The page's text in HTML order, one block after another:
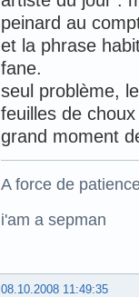
peinard au
et la phrase
fane.
seul problème,
feuilles de
grand moment
A force de
i'am a sepman
08.10.2008 11:49:35